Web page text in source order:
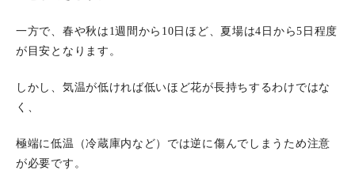
一方で、春や秋は1週間から10日ほど、夏場は4日から5日程度
が目安となります。
しかし、気温が低ければ低いほど花が長持ちするわけではな
く、
極端に低温（冷蔵庫内など）では逆に傷んでしまうため注意
が必要です。